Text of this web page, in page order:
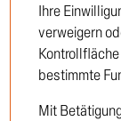
Um die
anmelden
Ihre
verweigern
bestimmte
Mit